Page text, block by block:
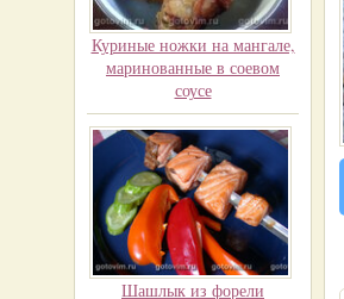
Куриные ножки на мангале,
маринованные в соевом
соусе
Шашлык из форели